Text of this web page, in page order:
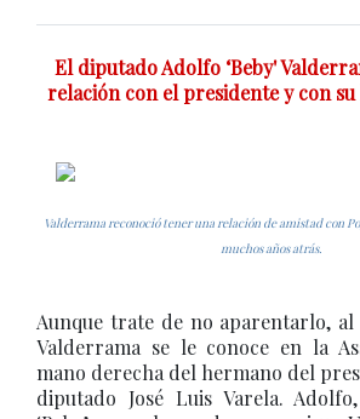
El diputado Adolfo ‘Beby'
relación con el presidente y con su
Valderrama reconoció tener una relación de amistad con
muchos años atrás.
Aunque trate de no aparentarlo,
Valderrama se le conoce en la
mano derecha del hermano del
diputado José Luis Varela.